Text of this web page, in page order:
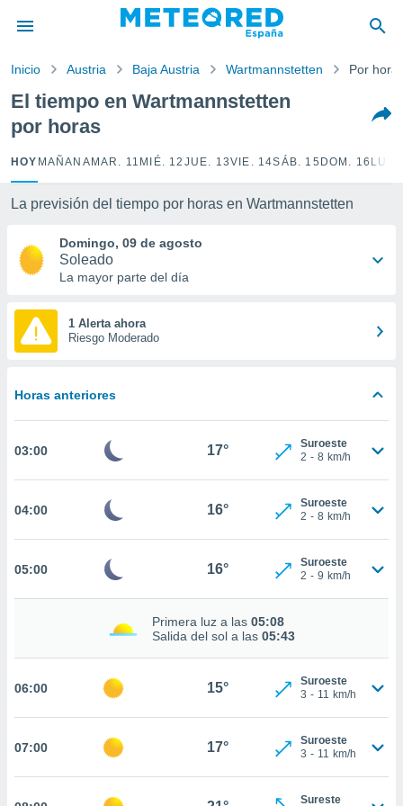
por
para
la
calidad.
a este
las
y
forma
basada
permite
seguir
coste.
botón
a la
todas
y análisis
como
y
en
Inicio Austria Baja Austria Wartmannstetten Por
El tiempo en Wartmannstetten
por horas
HOY MAÑANA MAR. 11 MIÉ. 12 JUE. 13VIE. 14SÁB. 15 DOM. 16
La previsión del tiempo por horas en Wartmannstetten
Domingo, 09 de agosto
Soleado
La mayor parte del día
1 Alerta ahora
Riesgo Moderado
Horas anteriores
03:00 17°
Suroeste
2 - 8 km/h
04:00 16°
Suroeste
2 - 8 km/h
05:00 16°
Suroeste
2 - 9 km/h
Primera luz a las 05:08
Salida del sol a las 05:43
06:00 15°
Suroeste
3 - 11 km/h
07:00 17°
Suroeste
3 - 11 km/h
Sureste